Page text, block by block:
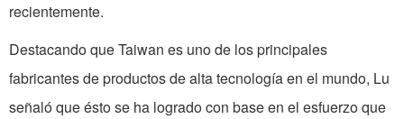
recientemente.
Destacando que Taiwan es uno de los principales
fabricantes de productos de alta tecnología en el mundo, Lu
señaló que ésto se ha logrado con base en el esfuerzo que